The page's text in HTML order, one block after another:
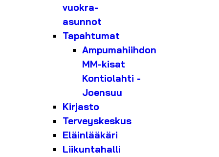
vuokra-
asunnot
Tapahtumat
Ampumahiihdon
MM-kisat
Kontiolahti -
Joensuu
Kirjasto
Terveyskeskus
Eläinlääkäri
Liikuntahalli